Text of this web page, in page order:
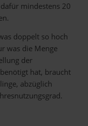
mindestens 20
doppelt so hoch
was die Menge
der
hat, braucht
abzüglich